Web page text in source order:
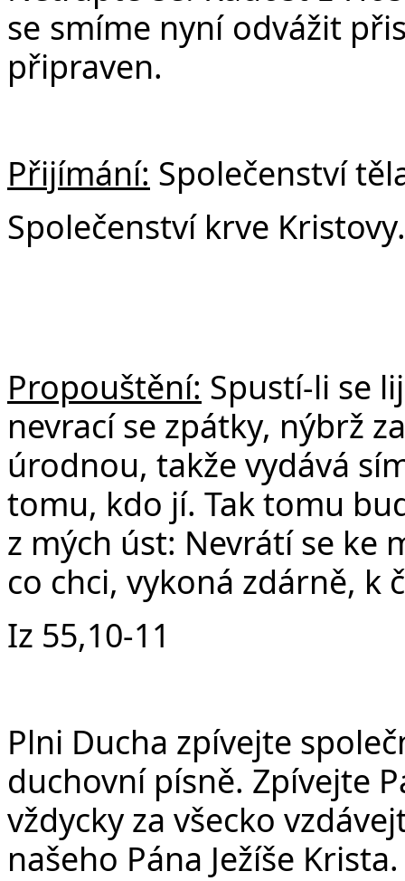
se smíme nyní odvážit
připraven.
Přijímání: Společenství
Společenství krve Kristovy.
Propouštění: Spustí-li se
nevrací se zpátky, nýbrž
úrodnou, takže vydává
tomu, kdo jí. Tak tomu
z mých úst: Nevrátí se ke
co chci, vykoná zdárně, k
Iz 55,10-11
Plni Ducha zpívejte
duchovní písně. Zpívejte
vždycky za všecko
našeho Pána Ježíše